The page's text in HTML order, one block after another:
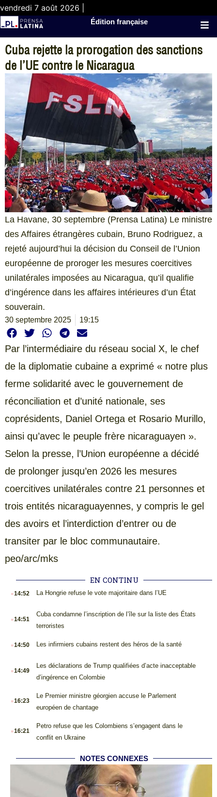
vendredi 7 août 2026 |
Édition française
Cuba rejette la prorogation des sanctions
de l’UE contre le Nicaragua
La Havane, 30 septembre (Prensa Latina) Le ministre
des Affaires étrangères cubain, Bruno Rodriguez, a
rejeté aujourd’hui la décision du Conseil de l’Union
européenne de proroger les mesures coercitives
unilatérales imposées au Nicaragua, qu’il qualifie
d’ingérence dans les affaires intérieures d’un État
souverain.
30 septembre 2025 19:15
Par l’intermédiaire du réseau social X, le chef
de la diplomatie cubaine a exprimé « notre plus
ferme solidarité avec le gouvernement de
réconciliation et d’unité nationale, ses
coprésidents, Daniel Ortega et Rosario Murillo,
ainsi qu’avec le peuple frère nicaraguayen ».
Selon la presse, l’Union européenne a décidé
de prolonger jusqu’en 2026 les mesures
coercitives unilatérales contre 21 personnes et
trois entités nicaraguayennes, y compris le gel
des avoirs et l’interdiction d’entrer ou de
transiter par le bloc communautaire.
peo/arc/mks
EN CONTINU
.14:52 La Hongrie refuse le vote majoritaire dans l’UE
.14:51
Cuba condamne l’inscription de l’île sur la liste des États
terroristes
.14:50 Les infirmiers cubains restent des héros de la santé
.14:49
Les déclarations de Trump qualifiées d’acte inacceptable
d’ingérence en Colombie
.16:23
Le Premier ministre géorgien accuse le Parlement
européen de chantage
.16:21
Petro refuse que les Colombiens s’engagent dans le
conflit en Ukraine
NOTES CONNEXES